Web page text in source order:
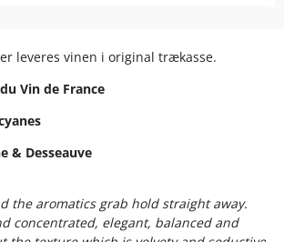
leveres vinen i original trækasse.
Vin de France
& Desseauve
the aromatics grab hold straight away.
concentrated, elegant, balanced and